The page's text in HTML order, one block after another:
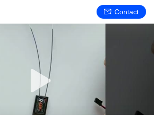
Contact